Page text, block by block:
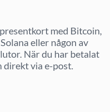
med Bitcoin,
eller någon av
När du har betalat
direkt via e-post.